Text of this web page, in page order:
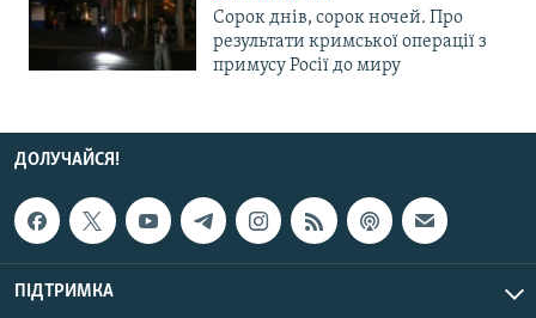
Сорок днів, сорок ночей. Про
результати кримської операції з
примусу Росії до миру
ДОЛУЧАЙСЯ!
ПІДТРИМКА